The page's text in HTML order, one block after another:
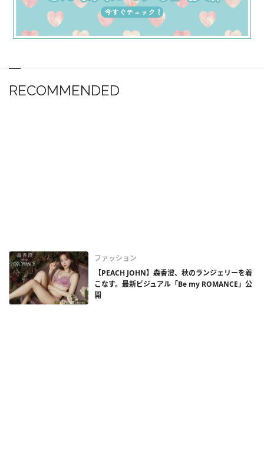
RECOMMENDED
ファッション
【PEACH JOHN】森香澄、秋のランジェリーを着
こなす。最新ビジュアル「Be my ROMANCE」公
開